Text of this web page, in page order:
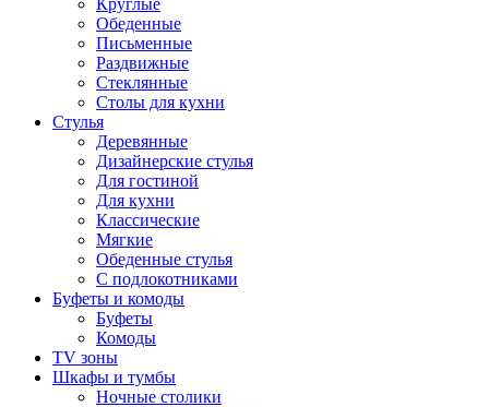
Круглые
Обеденные
Письменные
Раздвижные
Стеклянные
Столы для кухни
Стулья
Деревянные
Дизайнерские стулья
Для гостиной
Для кухни
Классические
Мягкие
Обеденные стулья
С подлокотниками
Буфеты и комоды
Буфеты
Комоды
TV зоны
Шкафы и тумбы
Ночные столики